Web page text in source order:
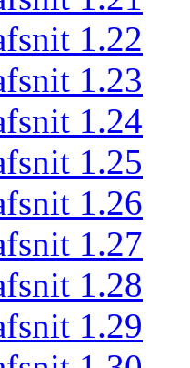
1.22
1.23
1.24
1.25
1.26
1.27
1.28
1.29